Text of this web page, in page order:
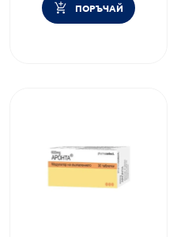
ПОРЪЧАЙ